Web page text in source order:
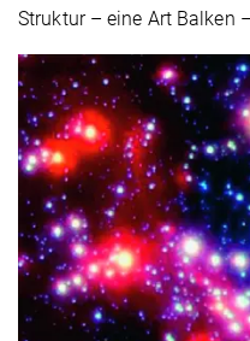
Struktur – eine Art Balken